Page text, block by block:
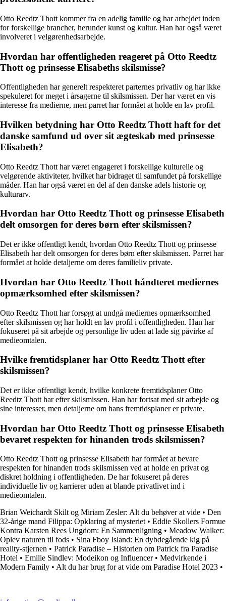
Otto Reedtz Thott kommer fra en adelig familie og har arbejdet inden
for forskellige brancher, herunder kunst og kultur. Han har også været
involveret i velgørenhedsarbejde.
Hvordan har offentligheden reageret på Otto Reedtz
Thott og prinsesse Elisabeths skilsmisse?
Offentligheden har generelt respekteret parternes privatliv og har ikke
spekuleret for meget i årsagerne til skilsmissen. Der har været en vis
interesse fra medierne, men parret har formået at holde en lav profil.
Hvilken betydning har Otto Reedtz Thott haft for det
danske samfund ud over sit ægteskab med prinsesse
Elisabeth?
Otto Reedtz Thott har været engageret i forskellige kulturelle og
velgørende aktiviteter, hvilket har bidraget til samfundet på forskellige
måder. Han har også været en del af den danske adels historie og
kulturarv.
Hvordan har Otto Reedtz Thott og prinsesse Elisabeth
delt omsorgen for deres børn efter skilsmissen?
Det er ikke offentligt kendt, hvordan Otto Reedtz Thott og prinsesse
Elisabeth har delt omsorgen for deres børn efter skilsmissen. Parret har
formået at holde detaljerne om deres familieliv private.
Hvordan har Otto Reedtz Thott håndteret mediernes
opmærksomhed efter skilsmissen?
Otto Reedtz Thott har forsøgt at undgå mediernes opmærksomhed
efter skilsmissen og har holdt en lav profil i offentligheden. Han har
fokuseret på sit arbejde og personlige liv uden at lade sig påvirke af
medieomtalen.
Hvilke fremtidsplaner har Otto Reedtz Thott efter
skilsmissen?
Det er ikke offentligt kendt, hvilke konkrete fremtidsplaner Otto
Reedtz Thott har efter skilsmissen. Han har fortsat med sit arbejde og
sine interesser, men detaljerne om hans fremtidsplaner er private.
Hvordan har Otto Reedtz Thott og prinsesse Elisabeth
bevaret respekten for hinanden trods skilsmissen?
Otto Reedtz Thott og prinsesse Elisabeth har formået at bevare
respekten for hinanden trods skilsmissen ved at holde en privat og
diskret holdning i offentligheden. De har fokuseret på deres
individuelle liv og karrierer uden at blande privatlivet ind i
medieomtalen.
Brian Weichardt Skilt og Miriam Zesler: Alt du behøver at vide • Den
32-årige mand Filippa: Opklaring af mysteriet• Eddie Skollers Formue
Kontra Karsten Rees Ungdom: En Sammenligning • Meadow Walker:
Oplev naturen til fods • Sina Fboy Island: En dybdegående kig på
reality-stjernen • Patrick Paradise – Historien om Patrick fra Paradise
Hotel • Emilie Sindlev: Modeikon og Influencer• Medvirkende i
Modern Family • Alt du har brug for at vide om Paradise Hotel 2023 •